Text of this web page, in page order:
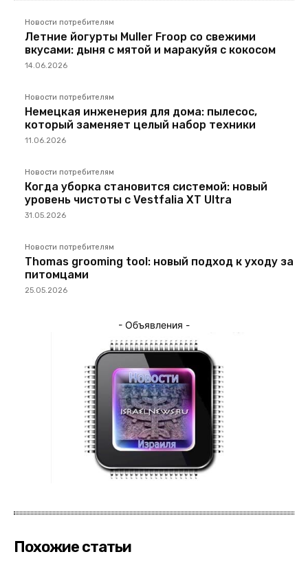
Новости потребителям
Летние йогурты Muller Froop со свежими
вкусами: дыня с мятой и маракуйя с кокосом
14.06.2026
Новости потребителям
Немецкая инженерия для дома: пылесос,
который заменяет целый набор техники
11.06.2026
Новости потребителям
Когда уборка становится системой: новый
уровень чистоты с Vestfalia XT Ultra
31.05.2026
Новости потребителям
Thomas grooming tool: новый подход к уходу за
питомцами
25.05.2026
- Объявления -
Похожие статьи